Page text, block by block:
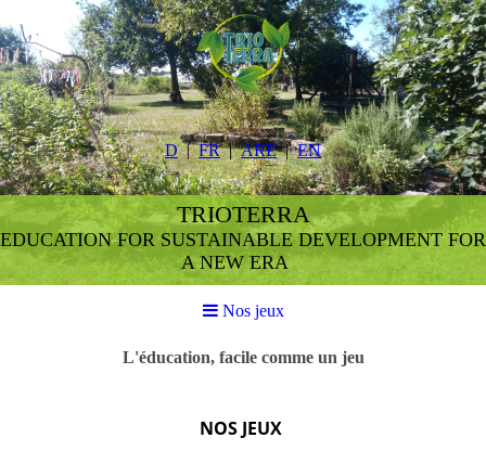
D FR ARE EN
TRIOTERRA
EDUCATION FOR SUSTAINABLE DEVELOPMENT FOR
A NEW ERA
Nos jeux
L'éducation, facile comme un jeu
NOS JEUX